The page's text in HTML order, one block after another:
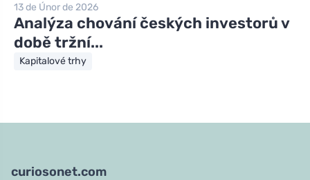
13 de Únor de 2026
Analýza chování českých investorů v
době tržní...
Kapitalové trhy
curiosonet.com